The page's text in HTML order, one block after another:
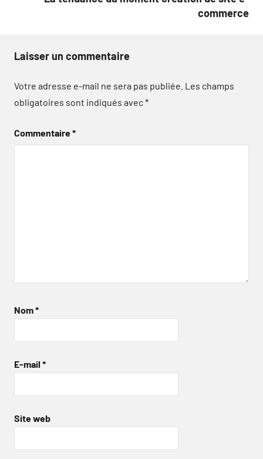
commerce
Laisser un commentaire
Votre adresse e-mail ne sera pas publiée. Les champs
obligatoires sont indiqués avec*
Commentaire*
Nom*
E-mail *
Site web